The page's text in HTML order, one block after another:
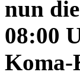
nun
08:00
Koma-